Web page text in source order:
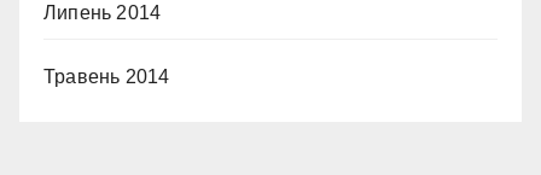
Липень 2014
Травень 2014